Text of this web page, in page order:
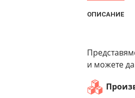
ОПИСАНИЕ
и можете